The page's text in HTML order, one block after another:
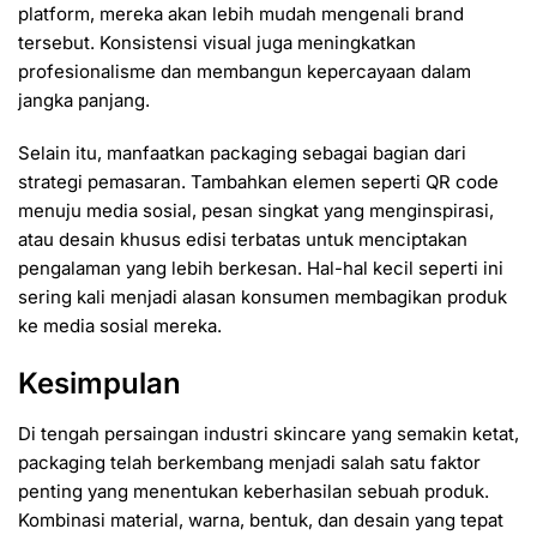
platform, mereka akan lebih mudah mengenali brand
tersebut. Konsistensi visual juga meningkatkan
profesionalisme dan membangun kepercayaan dalam
jangka panjang.
Selain itu, manfaatkan packaging sebagai bagian dari
strategi pemasaran. Tambahkan elemen seperti QR code
menuju media sosial, pesan singkat yang menginspirasi,
atau desain khusus edisi terbatas untuk menciptakan
pengalaman yang lebih berkesan. Hal-hal kecil seperti ini
sering kali menjadi alasan konsumen membagikan produk
ke media sosial mereka.
Kesimpulan
Di tengah persaingan industri skincare yang semakin ketat,
packaging telah berkembang menjadi salah satu faktor
penting yang menentukan keberhasilan sebuah produk.
Kombinasi material, warna, bentuk, dan desain yang tepat